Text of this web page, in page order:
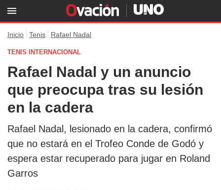
Inicio Tenis Rafael Nadal
TENIS INTERNACIONAL
Rafael Nadal y un anuncio
que preocupa tras su lesión
en la cadera
Rafael Nadal, lesionado en la cadera, confirmó
que no estará en el Trofeo Conde de Godó y
espera estar recuperado para jugar en Roland
Garros